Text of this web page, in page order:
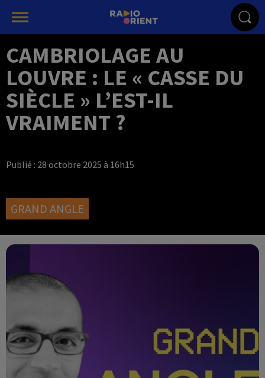
CAMBRIOLAGE AU
LOUVRE : LE « CASSE DU
SIÈCLE » L’EST-IL
VRAIMENT ?
Publié : 28 octobre 2025 à 16h15
GRAND ANGLE